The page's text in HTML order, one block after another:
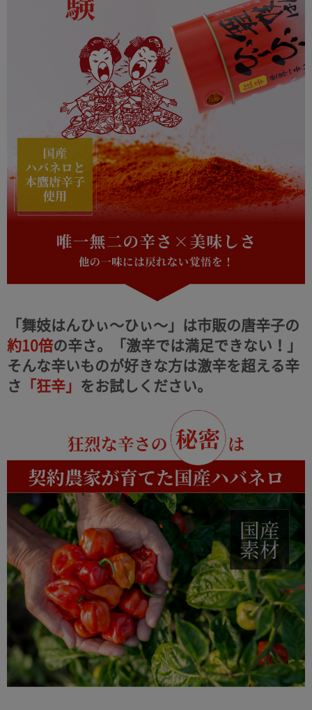
「舞妓はんひぃ～ひぃ～」は市販の唐辛子の
約10倍の辛さ。
「激辛では満足できない！」
そんな辛いものが好きな方は激辛を超える辛
さ 「狂辛」 をお試しください。